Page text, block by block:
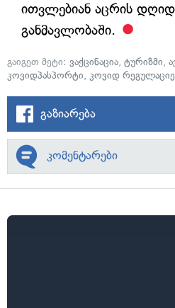
ითვლებიან აცრის
განმავლობაში.
გაიგეთ მეტი: ვაქცინაცია, ტურიზმი,
კოვიდპასპორტი, კოვიდ
გაზიარება
კომენტარები